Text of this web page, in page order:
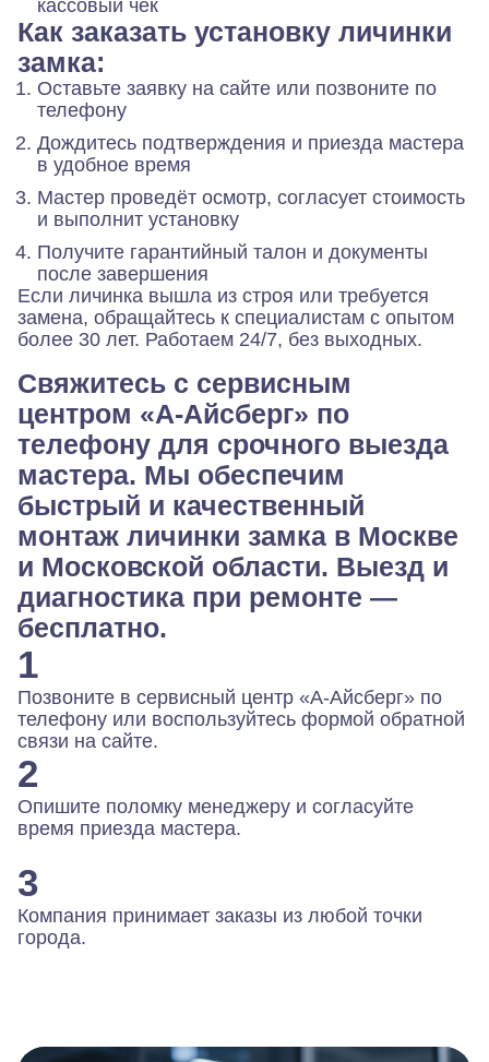
кассовый чек
Как заказать установку личинки
замка:
Оставьте заявку на сайте или позвоните по
телефону
Дождитесь подтверждения и приезда мастера
в удобное время
Мастер проведёт осмотр, согласует стоимость
и выполнит установку
Получите гарантийный талон и документы
после завершения
Если личинка вышла из строя или требуется
замена, обращайтесь к специалистам с опытом
более 30 лет. Работаем 24/7, без выходных.
Свяжитесь с сервисным
центром «А-Айсберг» по
телефону для срочного выезда
мастера. Мы обеспечим
быстрый и качественный
монтаж личинки замка в Москве
и Московской области. Выезд и
диагностика при ремонте —
бесплатно.
1
Позвоните в сервисный центр «А-Айсберг» по
телефону или воспользуйтесь формой обратной
связи на сайте.
2
Опишите поломку менеджеру и согласуйте
время приезда мастера.
3
Компания принимает заказы из любой точки
города.